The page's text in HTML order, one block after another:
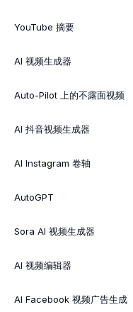
YouTube 摘要
AI 视频生成器
Auto-Pilot 上的不露面视频
AI 抖音视频生成器
AI Instagram 卷轴
AutoGPT
Sora AI 视频生成器
AI 视频编辑器
AI Facebook 视频广告生成